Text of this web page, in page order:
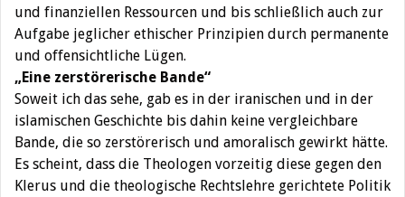
und finanziellen Ressourcen und bis schließlich auch zur
Aufgabe jeglicher ethischer Prinzipien durch permanente
und offensichtliche Lügen.
„Eine zerstörerische Bande“
Soweit ich das sehe, gab es in der iranischen und in der
islamischen Geschichte bis dahin keine vergleichbare
Bande, die so zerstörerisch und amoralisch gewirkt hätte.
Es scheint, dass die Theologen vorzeitig diese gegen den
Klerus und die theologische Rechtslehre gerichtete Politik